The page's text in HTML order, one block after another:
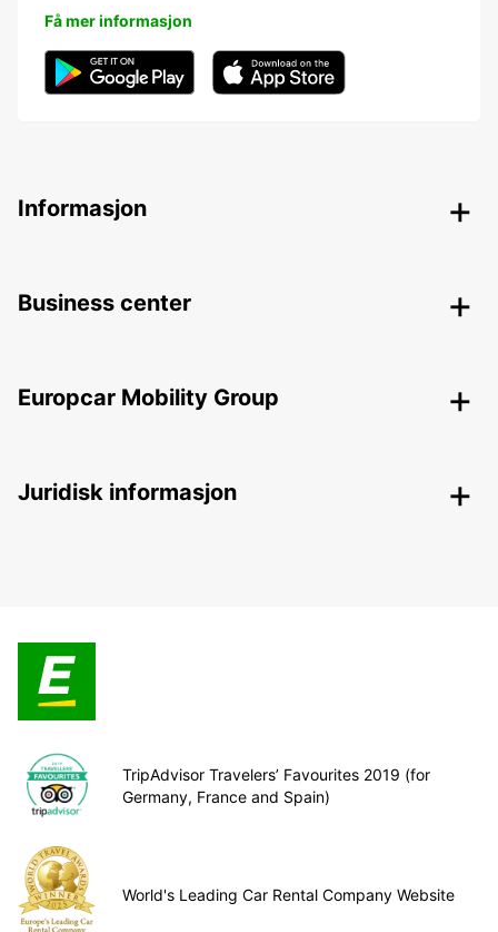
Få mer informasjon
Informasjon
Business center
Europcar Mobility Group
Juridisk informasjon
TripAdvisor Travelers’ Favourites 2019 (for
Germany, France and Spain)
World's Leading Car Rental Company Website